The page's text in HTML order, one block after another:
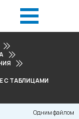
ТАБЛИЦАМИ «В
Одним файлом